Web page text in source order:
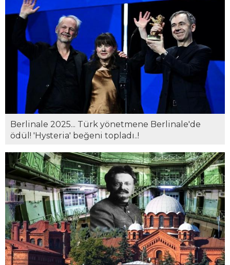
Berlinale 2025... Türk yönetmene Berlinale'de
ödül! 'Hysteria' beğeni topladı..!